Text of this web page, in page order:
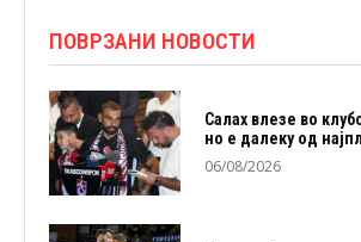
ПОВРЗАНИ НОВОСТИ
Салах влезе во
но е далеку од
06/08/2026